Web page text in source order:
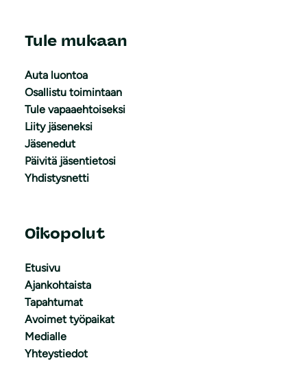
Tule mukaan
Auta luontoa
Osallistu toimintaan
Tule vapaaehtoiseksi
Liity jäseneksi
Jäsenedut
Päivitä jäsentietosi
Yhdistysnetti
Oikopolut
Etusivu
Ajankohtaista
Tapahtumat
Avoimet työpaikat
Medialle
Yhteystiedot